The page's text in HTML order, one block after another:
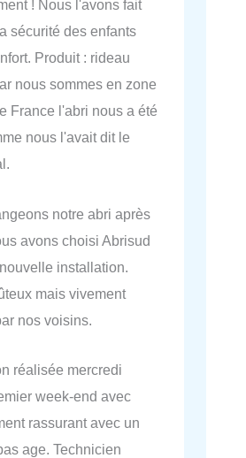
! Nous l'avons fait
sécurité des enfants
Produit : rideau
nous sommes en zone
France l'abri nous a été
nous l'avait dit le
notre abri après
avons choisi Abrisud
installation.
mais vivement
nos voisins.
réalisée mercredi
week-end avec
rassurant avec un
age. Technicien